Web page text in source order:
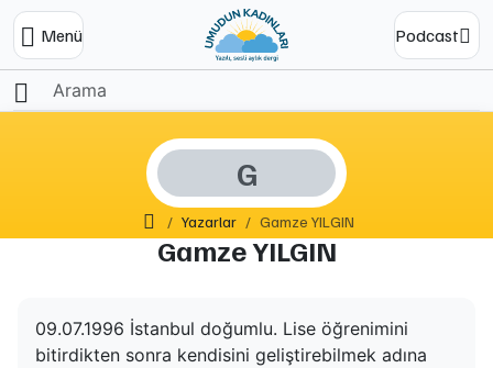
Menü Podcast
G
Ana SayfaYazarlar Gamze YILGIN
Gamze YILGIN
09.07.1996 İstanbul doğumlu. Lise öğrenimini
bitirdikten sonra kendisini geliştirebilmek adına